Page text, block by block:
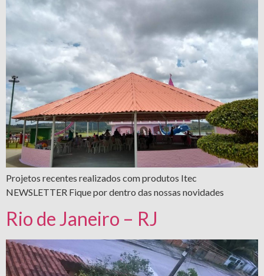
Projetos recentes realizados com produtos Itec
NEWSLETTER Fique por dentro das nossas novidades
Rio de Janeiro – RJ